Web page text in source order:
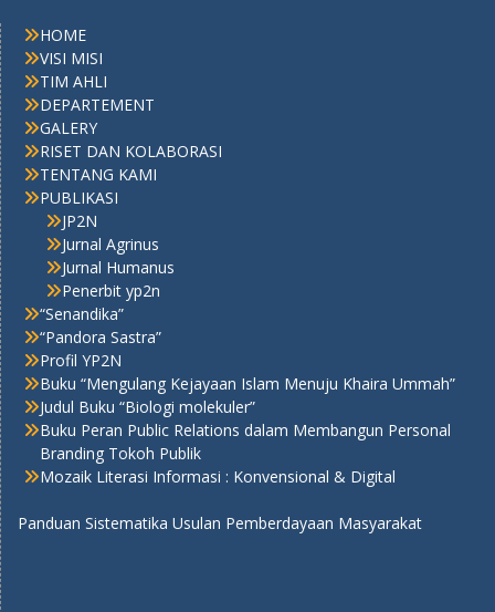
HOME
VISI MISI
TIM AHLI
DEPARTEMENT
GALERY
RISET DAN KOLABORASI
TENTANG KAMI
PUBLIKASI
JP2N
Jurnal Agrinus
Jurnal Humanus
Penerbit yp2n
“Senandika”
“Pandora Sastra”
Profil YP2N
Buku “Mengulang Kejayaan Islam Menuju Khaira Ummah”
Judul Buku “Biologi molekuler”
Buku Peran Public Relations dalam Membangun Personal
Branding Tokoh Publik
Mozaik Literasi Informasi : Konvensional & Digital
Panduan Sistematika Usulan Pemberdayaan Masyarakat